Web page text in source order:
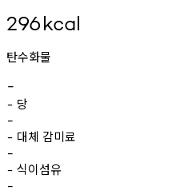
296kcal
탄수화물
-
- 당
-
- 대체 감미료
-
- 식이섬유
-